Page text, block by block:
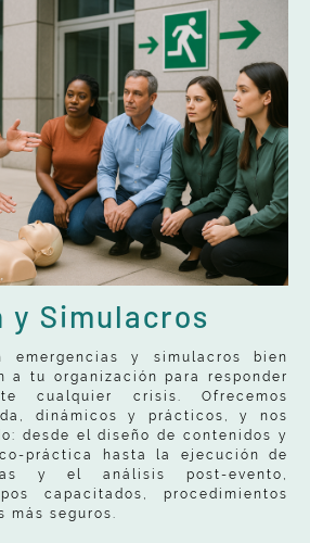
y Simulacros
emergencias y simulacros bien
a tu organización para responder
cualquier crisis. Ofrecemos
dinámicos y prácticos, y nos
desde el diseño de contenidos y
práctica hasta la ejecución de
y el análisis post-evento,
capacitados, procedimientos
seguros.